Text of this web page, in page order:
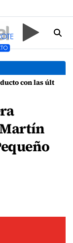
calidad de las aguas para el baño"